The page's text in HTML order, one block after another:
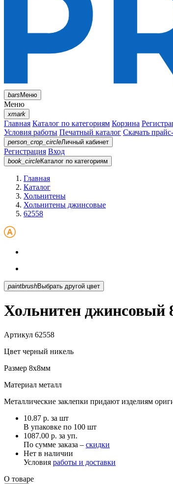
barsМеню
Меню
xmark
Главная Каталог по категориям Корзина
Условия работы Печатный каталог Скачать
person_crop_circleЛичный кабинет
Регистрация Вход
book_circleКаталог по категориям
Главная
Каталог
Хольнитены
Хольнитены джинсовые
62558
paintbrush Выбрать другой цвет
Хольнитен джинсовый
Артикул 62558
Цвет черный никель
Размер 8х8мм
Материал металл
Металлические заклепки придают изделиям
10.87 р. за шт
В упаковке по 100 шт
1087.00 р. за уп.
По сумме заказа – скидки
Нет в наличии
Условия работы и доставки
О товаре